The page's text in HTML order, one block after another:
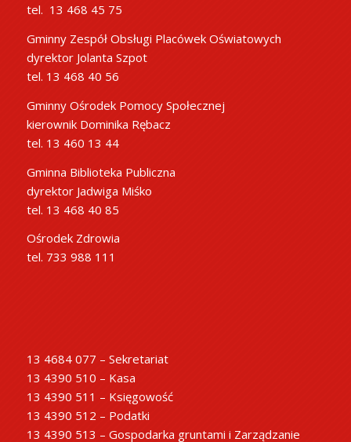
tel. 13 468 45 75
Gminny Zespół Obsługi Placówek Oświatowych
dyrektor Jolanta Szpot
tel. 13 468 40 56
Gminny Ośrodek Pomocy Społecznej
kierownik Dominika Rębacz
tel. 13 460 13 44
Gminna Biblioteka Publiczna
dyrektor Jadwiga Miśko
tel. 13 468 40 85
Ośrodek Zdrowia
tel. 733 988 111
13 4684 077 – Sekretariat
13 4390 510 – Kasa
13 4390 511 – Księgowość
13 4390 512 – Podatki
13 4390 513 – Gospodarka gruntami i Zarządzanie